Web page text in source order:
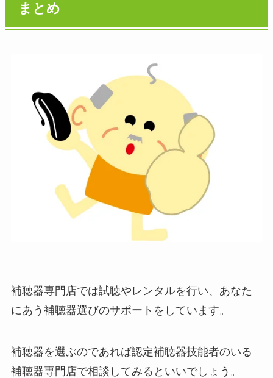
まとめ
補聴器専門店では試聴やレンタルを行い、あなた
にあう補聴器選びのサポートをしています。
補聴器を選ぶのであれば認定補聴器技能者のいる
補聴器専門店で相談してみるといいでしょう。